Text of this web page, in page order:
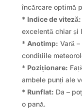
încărcare optimă
* Indice de viteză:
excelentă chiar și
* Anotimp: Vară
condițiile
* Poziționare:
ambele punți ale
* Runflat: Da –
o pană.